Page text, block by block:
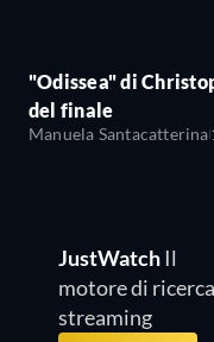
"Odissea" di
del finale
Manuela Santacatterina
JustWatch Il
motore di ricerca
streaming